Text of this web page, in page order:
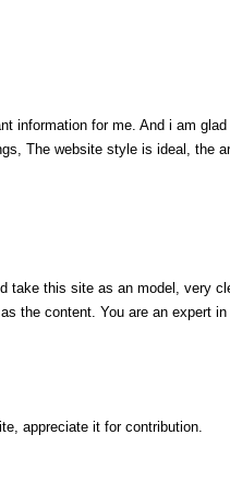
information for me. And i am
The website style is ideal, the
take this site as an model, very
the content. You are an expert
appreciate it for contribution.